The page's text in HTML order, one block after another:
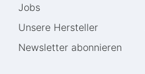
Jobs
Unsere Hersteller
Newsletter abonnieren